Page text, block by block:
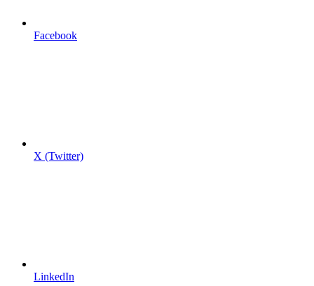
Facebook
X (Twitter)
LinkedIn